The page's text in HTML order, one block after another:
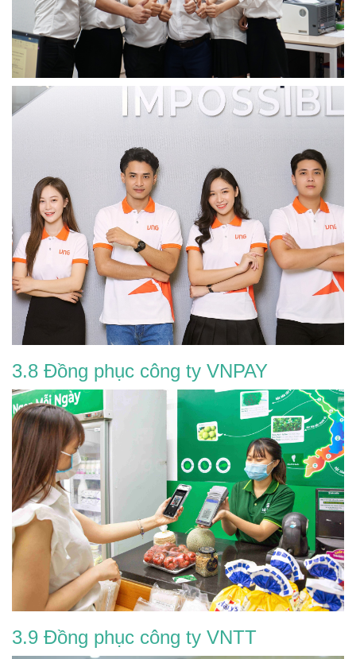
3.8 Đồng phục công ty VNPAY
3.9 Đồng phục công ty VNTT